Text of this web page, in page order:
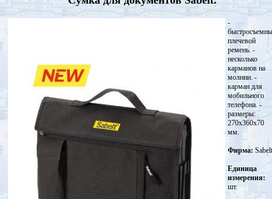
-
плечевой
ремень. -
несколько
карманов на
молнии. -
карман для
мобильного
телефона. -
размеры:
270x360x70
мм.
Фирма: Sabelt
Единица
измерения:
шт.